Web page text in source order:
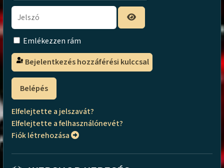
Emlékezzen rám
Bejelentkezés hozzáférési kulccsal
Belépés
Elfelejtette a jelszavát?
Elfelejtette a felhasználónevét?
Fiók létrehozása